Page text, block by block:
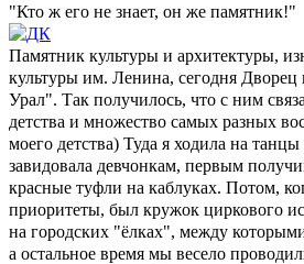
"Кто ж его не знает, он же памятник!"
Памятник культуры и архитектуры,
культуры им. Ленина, сегодня Дворец
Урал". Так получилось, что с ним
детства и множество самых разных
моего детства) Туда я ходила на
завидовала девчонкам, первым
красные туфли на каблуках. Потом,
приоритеты, был кружок циркового
на городских "ёлках", между
а остальное время мы весело